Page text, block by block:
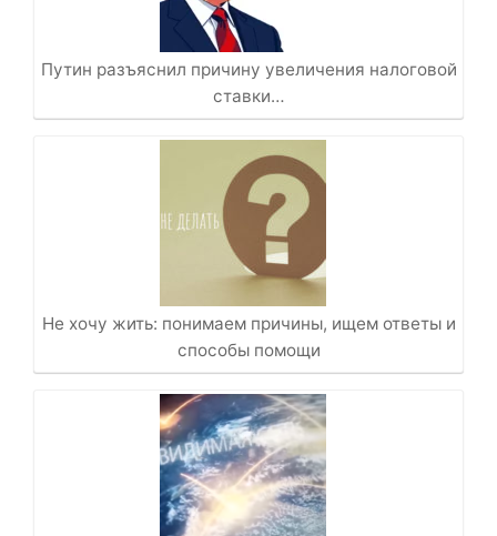
Путин разъяснил причину увеличения налоговой
ставки…
Не хочу жить: понимаем причины, ищем ответы и
способы помощи